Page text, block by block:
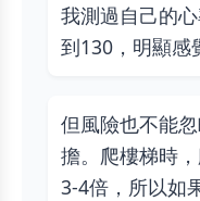
我測過自己的
到130，明顯感
但風險也不能
擔。爬樓梯時
3-4倍，所以如